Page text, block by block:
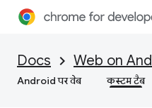
Docs Web on
Android पर वेब कस्‍टम टैब